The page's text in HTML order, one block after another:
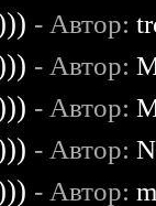
- Автор:
- Автор:
- Автор:
- Автор:
- Автор: